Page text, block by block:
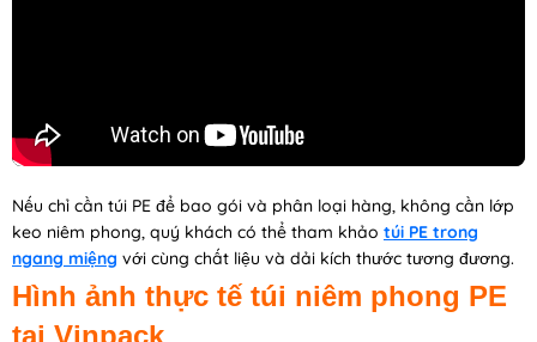
Nếu chỉ cần túi PE để bao gói và phân loại hàng, không cần lớp
keo niêm phong, quý khách có thể tham khảo túi PE trong
ngang miệng với cùng chất liệu và dải kích thước tương đương.
Hình ảnh thực tế túi niêm phong PE